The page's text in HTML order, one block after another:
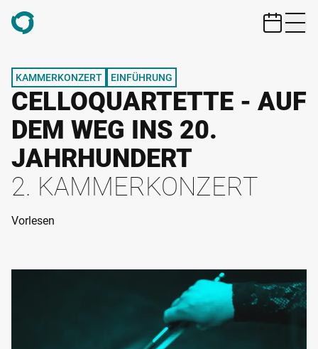
ZUM HAUPTINHALT SPRINGEN
Vorlesen
KAMMERKONZERT EINFÜHRUNG
CELLOQUARTETTE - AUF
DEM WEG INS 20.
JAHRHUNDERT
2. KAMMERKONZERT